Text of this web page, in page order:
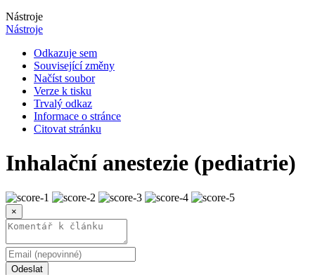
Nástroje
Nástroje
Odkazuje sem
Související změny
Načíst soubor
Verze k tisku
Trvalý odkaz
Informace o stránce
Citovat stránku
Inhalační anestezie (pediatrie)
×
Odeslat